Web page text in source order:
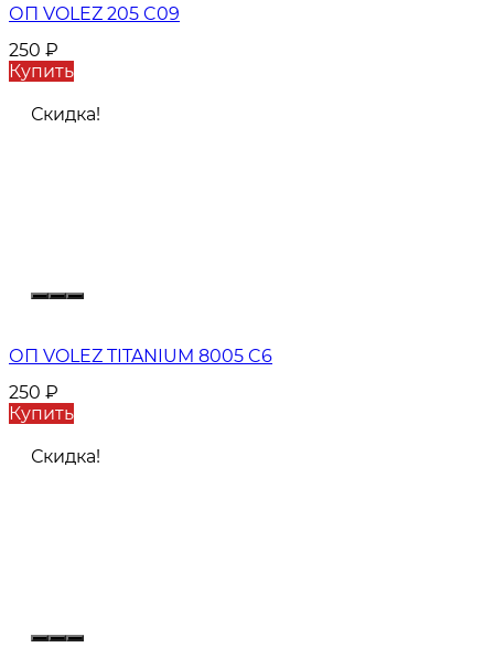
ОП VOLEZ 205 C09
250 ₽
Купить
Скидка!
ОП VOLEZ TITANIUM 8005 C6
250 ₽
Купить
Скидка!